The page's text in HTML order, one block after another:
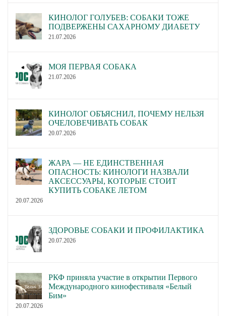
КИНОЛОГ ГОЛУБЕВ: СОБАКИ ТОЖЕ
ПОДВЕРЖЕНЫ САХАРНОМУ ДИАБЕТУ
21.07.2026
МОЯ ПЕРВАЯ СОБАКА
21.07.2026
КИНОЛОГ ОБЪЯСНИЛ, ПОЧЕМУ НЕЛЬЗЯ
ОЧЕЛОВЕЧИВАТЬ СОБАК
20.07.2026
ЖАРА — НЕ ЕДИНСТВЕННАЯ
ОПАСНОСТЬ: КИНОЛОГИ НАЗВАЛИ
АКСЕССУАРЫ, КОТОРЫЕ СТОИТ
КУПИТЬ СОБАКЕ ЛЕТОМ
20.07.2026
ЗДОРОВЬЕ СОБАКИ И ПРОФИЛАКТИКА
20.07.2026
РКФ приняла участие в открытии Первого
Международного кинофестиваля «Белый
Бим»
20.07.2026